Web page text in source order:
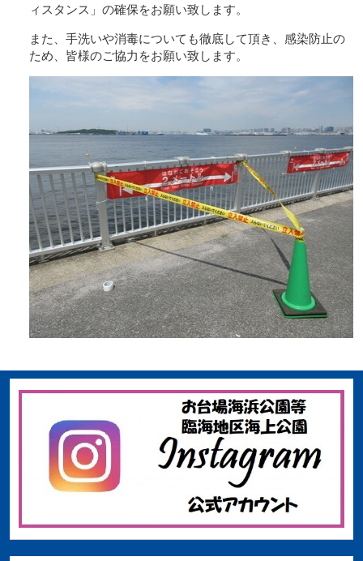
ィスタンス」の確保をお願い致します。
また、手洗いや消毒についても徹底して頂き、感染防止の
ため、皆様のご協力をお願い致します。